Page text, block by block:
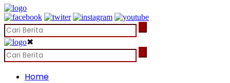
✖
Home